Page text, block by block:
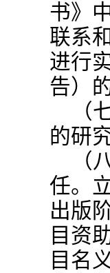
书》
联系
进行
告）
（
的研
（
任。
出版
目资
目名